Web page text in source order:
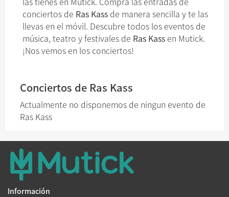
conciertos de Ras Kass de manera sencilla y te las
llevas en el móvil. Descubre todos los eventos de
música, teatro y festivales de Ras Kass en Mutick.
¡Nos vemos en los conciertos!
Conciertos de Ras Kass
Actualmente no disponemos de ningun evento de
Ras Kass
Información